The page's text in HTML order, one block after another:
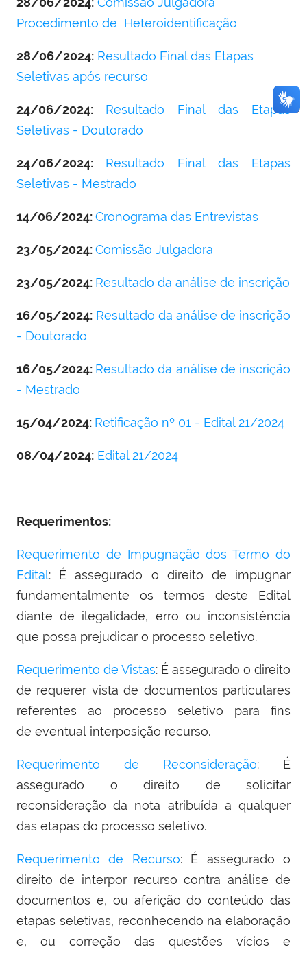
Procedimento de Heteroidentificação
28/06/2024: Resultado Final das Etapas
Seletivas após recurso
24/06/2024: Resultado Final das Etapas
Seletivas - Doutorado
24/06/2024: Resultado Final das Etapas
Seletivas - Mestrado
14/06/2024:Cronograma das Entrevistas
23/05/2024:Comissão Julgadora
23/05/2024: Resultado da análise de inscrição
16/05/2024: Resultado da análise de inscrição
- Doutorado
16/05/2024: Resultado da análise de inscrição
- Mestrado
15/04/2024: Retificação nº 01 - Edital 21/2024
08/04/2024: Edital 21/2024
Requerimentos:
Requerimento de Impugnação dos Termo do
Edital: É assegurado o direito de impugnar
fundamentalmente os termos deste Edital
diante de ilegalidade, erro ou inconsistência
que possa prejudicar o processo seletivo.
Requerimento de Vistas: É assegurado o direito
de requerer vista de documentos particulares
referentes ao processo seletivo para fins
de eventual interposição recurso.
Requerimento de Reconsideração: É
assegurado o direito de solicitar
reconsideração da nota atribuída a qualquer
das etapas do processo seletivo.
Requerimento de Recurso: É assegurado o
direito de interpor recurso contra análise de
documentos e, ou aferição do conteúdo das
etapas seletivas, reconhecendo na elaboração
e, ou correção das questões vícios e